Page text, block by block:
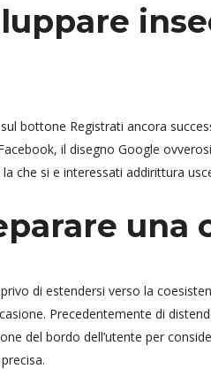
bottone Registrati ancora
il disegno Google
che si e interessati addirittura
una
di estendersi verso la
Precedentemente di
del bordo dell’utente per